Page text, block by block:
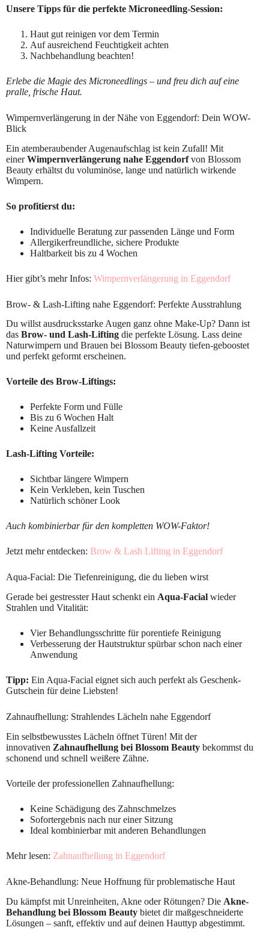
Unsere Tipps für die perfekte Microneedling-Session:
Haut gut reinigen vor dem Termin
Auf ausreichend Feuchtigkeit achten
Nachbehandlung beachten!
Erlebe die Magie des Microneedlings – und freu dich auf eine
pralle, frische Haut.
Wimpernverlängerung in der Nähe von Eggendorf: Dein WOW-
Blick
Ein atemberaubender Augenaufschlag ist kein Zufall! Mit
einerWimpernverlängerung nahe Eggendorfvon Blossom
Beauty erhältst du voluminöse, lange und natürlich wirkende
Wimpern.
So profitierst du:
Individuelle Beratung zur passenden Länge und Form
Allergikerfreundliche, sichere Produkte
Haltbarkeit bis zu 4 Wochen
Hier gibt’s mehr Infos: Wimpernverlängerung in Eggendorf
Brow- & Lash-Lifting nahe Eggendorf: Perfekte Ausstrahlung
Du willst ausdrucksstarke Augen ganz ohne Make-Up? Dann ist
das Brow- und Lash-Lifting die perfekte Lösung. Lass deine
Naturwimpern und Brauen bei Blossom Beauty tiefen-geboostet
und perfekt geformt erscheinen.
Vorteile des Brow-Liftings:
Perfekte Form und Fülle
Bis zu 6 Wochen Halt
Keine Ausfallzeit
Lash-Lifting Vorteile:
Sichtbar längere Wimpern
Kein Verkleben, kein Tuschen
Natürlich schöner Look
Auch kombinierbar für den kompletten WOW-Faktor!
Jetzt mehr entdecken: Brow & Lash Lifting in Eggendorf
Aqua-Facial: Die Tiefenreinigung, die du lieben wirst
Gerade bei gestresster Haut schenkt ein Aqua-Facial wieder
Strahlen und Vitalität:
Vier Behandlungsschritte für porentiefe Reinigung
Verbesserung der Hautstruktur spürbar schon nach einer
Anwendung
Tipp: Ein Aqua-Facial eignet sich auch perfekt als Geschenk-
Gutschein für deine Liebsten!
Zahnaufhellung: Strahlendes Lächeln nahe Eggendorf
Ein selbstbewusstes Lächeln öffnet Türen! Mit der
innovativen Zahnaufhellung bei Blossom Beauty bekommst du
schonend und schnell weißere Zähne.
Vorteile der professionellen Zahnaufhellung:
Keine Schädigung des Zahnschmelzes
Sofortergebnis nach nur einer Sitzung
Ideal kombinierbar mit anderen Behandlungen
Mehr lesen: Zahnaufhellung in Eggendorf
Akne-Behandlung: Neue Hoffnung für problematische Haut
Du kämpfst mit Unreinheiten, Akne oder Rötungen? Die Akne-
Behandlung bei Blossom Beauty bietet dir maßgeschneiderte
Lösungen – sanft, effektiv und auf deinen Hauttyp abgestimmt.